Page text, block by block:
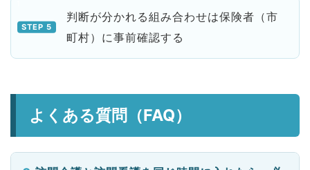
判断が分かれる組み合わせは保険者（市
町村）に事前確認する
よくある質問（FAQ）